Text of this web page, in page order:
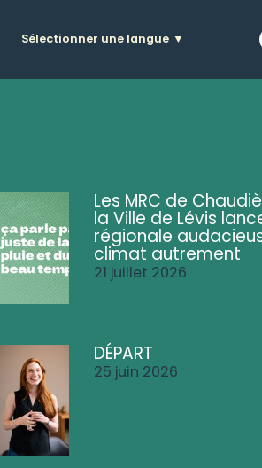
Sélectionner une langue ▼
Les MRC de
la Ville de Lévis
régionale
climat autrement
21 juillet 2026
DÉPART
25 juin 2026